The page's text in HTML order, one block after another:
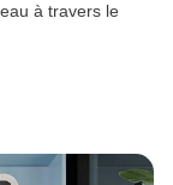
à travers le